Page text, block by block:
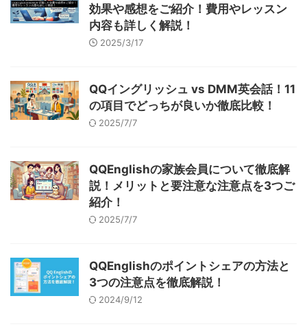
効果や感想をご紹介！費用やレッスン
内容も詳しく解説！
2025/3/17
QQイングリッシュ vs DMM英会話！11
の項目でどっちが良いか徹底比較！
2025/7/7
QQEnglishの家族会員について徹底解
説！メリットと要注意な注意点を3つご
紹介！
2025/7/7
QQEnglishのポイントシェアの方法と
3つの注意点を徹底解説！
2024/9/12